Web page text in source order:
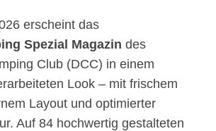
erscheint das
Spezial Magazin des
Club (DCC) in einem
Look – mit frischem
Layout und optimierter
Auf 84 hochwertig gestalteten